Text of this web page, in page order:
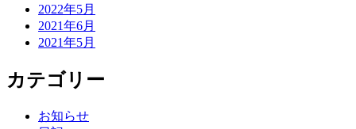
2022年5月
2021年6月
2021年5月
カテゴリー
お知らせ